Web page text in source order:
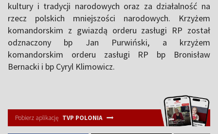
kultury i tradycji narodowych oraz za działalność na
rzecz polskich mniejszości narodowych. Krzyżem
komandorskim z gwiazdą orderu zasługi RP został
odznaczony bp Jan Purwiński, a krzyżem
komandorskim orderu zasługi RP bp Bronisław
Bernacki i bp Cyryl Klimowicz.
Pobierz aplikację TVP POLONIA